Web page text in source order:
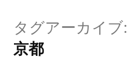
タグアーカイブ:
京都